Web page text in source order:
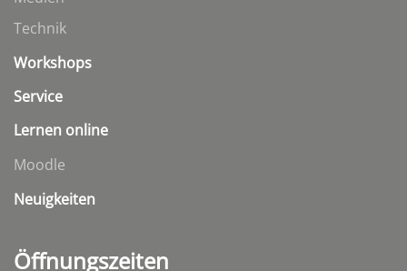
Technik
Workshops
Service
Lernen online
Moodle
Neuigkeiten
Öffnungszeiten